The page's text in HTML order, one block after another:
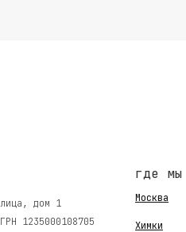
дом 1
1235000108705
где
Москва
Химки